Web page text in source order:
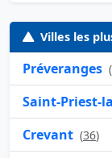
Villes les
Préveranges (
Saint-Priest-
Crevant (36)